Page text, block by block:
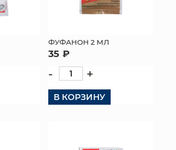
ФУФАНОН 2 МЛ
35 ₽
- +
В КОРЗИНУ